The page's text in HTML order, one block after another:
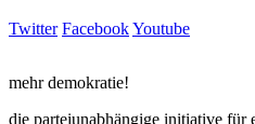
Twitter FacebookYoutube
mehr demokratie!
die parteiunabhängige initiative für